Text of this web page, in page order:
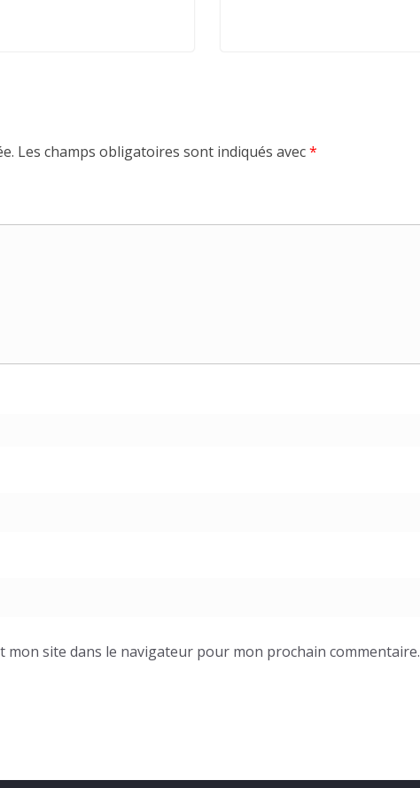
Les champs obligatoires sont indiqués avec*
site dans le navigateur pour mon prochain commentaire.